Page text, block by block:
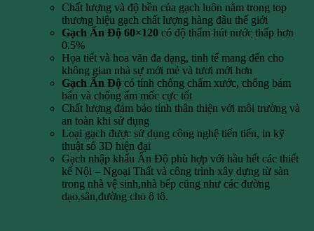
Chất lượng và độ bền của gạch luôn nằm trong top
thương hiệu gạch chất lượng hàng đầu thế giới
Gạch Ấn Độ 60×120 có độ thấm hút nước thấp hơn
0.5%
Họa tiết và hoa văn đa dạng, tinh tế mang đến cho
không gian nhà sự mới mẻ và tươi mới hơn
Gạch Ấn Độ có tính chống chấm xước, chống bám
bẩn và chống ấm mốc cực tốt
Chất lượng đảm bảo tính thân thiện với môi trường và
an toàn khi sử dụng
Loại gạch được sử dụng công nghệ tiến tiến, in kỹ
thuật số 3D hiện đại
Gạch nhập khẩu Ấn Độ phù hợp với hầu hết các thiết
kế Nội – Ngoại Thất và công trình xây dựng từ sàn
trong nhà vệ sinh,nhà bếp cũng như các đường
dạo,sân,đường cho ô tô.